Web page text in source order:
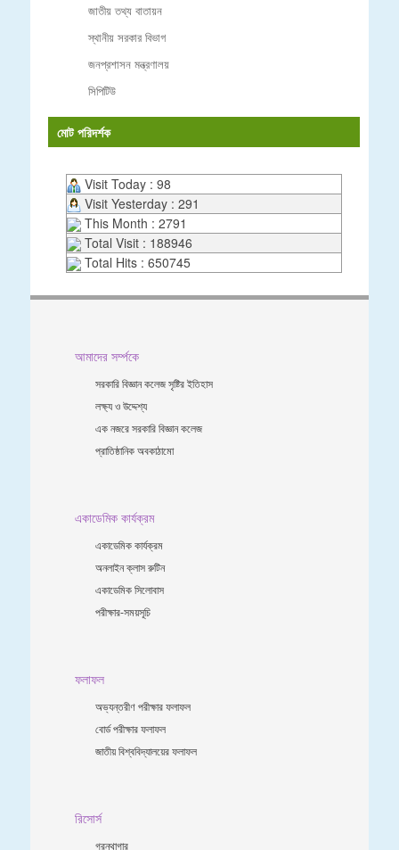
জাতীয় তথ্য বাতায়ন
স্থানীয় সরকার বিভাগ
জনপ্রশাসন মন্ত্রণালয়
সিপিটিউ
মোট পরিদর্শক
Visit Today : 98
Visit Yesterday : 291
This Month : 2791
Total Visit : 188946
Total Hits : 650745
আমাদের সর্ম্পকে
সরকারি বিজ্ঞান কলেজ সৃষ্টির ইতিহাস
লক্ষ্য ও উদ্দেশ্য
এক নজরে সরকারি বিজ্ঞান কলেজ
প্রাতিষ্ঠানিক অবকাঠামো
একাডেমিক কার্যক্রম
একাডেমিক কার্যক্রম
অনলাইন ক্লাস রুটিন
একাডেমিক সিলোবাস
পরীক্ষার-সময়সূচি
ফলাফল
অভ্যন্তরীণ পরীক্ষার ফলাফল
বোর্ড পরীক্ষার ফলাফল
জাতীয় বিশ্ববিদ্যালয়ের ফলাফল
রিসোর্স
গ্রন্থাগার